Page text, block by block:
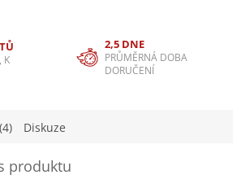
K
2,5 DNE
PRŮMĚRNÁ DOBA
DORUČENÍ
Diskuze
produktu